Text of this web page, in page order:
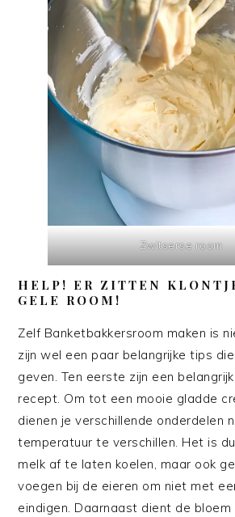
Zwitserse room
HELP! ER ZITTEN
GELE ROOM!
Zelf Banketbakkersroom maken is
zijn wel een paar belangrijke tips
geven. Ten eerste zijn een
recept. Om tot een mooie gladde
dienen je verschillende onderdelen
temperatuur te verschillen. Het is
melk af te laten koelen, maar ook
voegen bij de eieren om niet met
eindigen. Daarnaast dient de